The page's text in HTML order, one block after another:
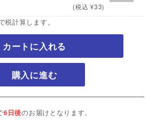
(税込 ¥33)
計算します。
カートに入れる
購入に進む
6日後のお届けとなります。